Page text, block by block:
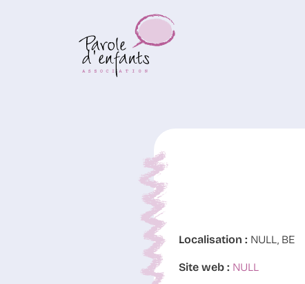
Localisation : NULL, BE
Site web : NULL